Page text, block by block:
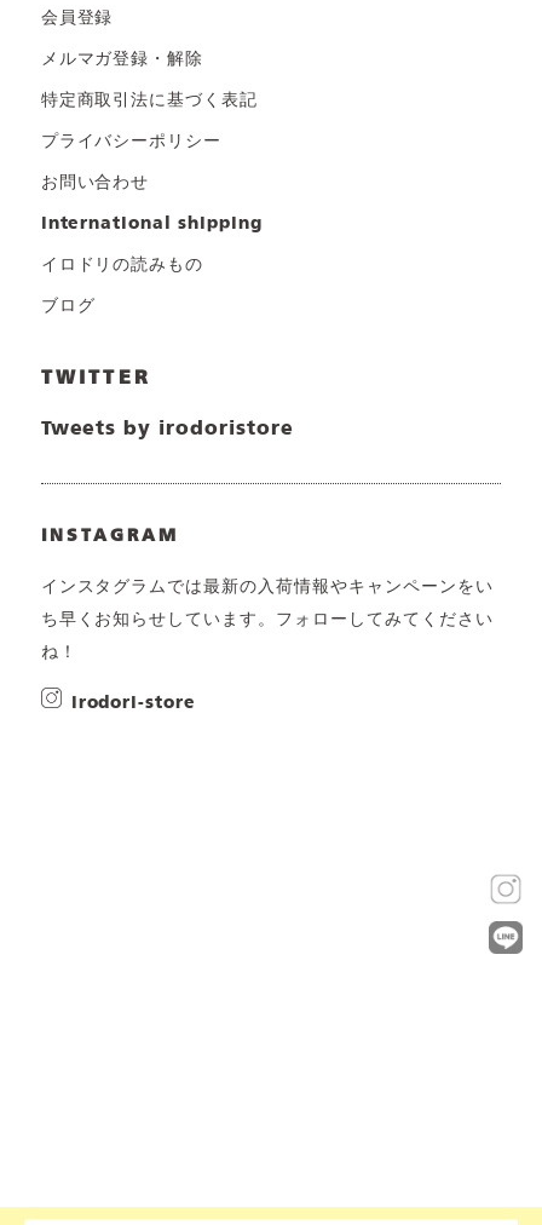
会員登録
メルマガ登録・解除
特定商取引法に基づく表記
プライバシーポリシー
お問い合わせ
international shipping
イロドリの読みもの
ブログ
TWITTER
Tweets by irodoristore
INSTAGRAM
インスタグラムでは最新の入荷情報やキャンペーンをい
ち早くお知らせしています。フォローしてみてください
ね！
irodori-store